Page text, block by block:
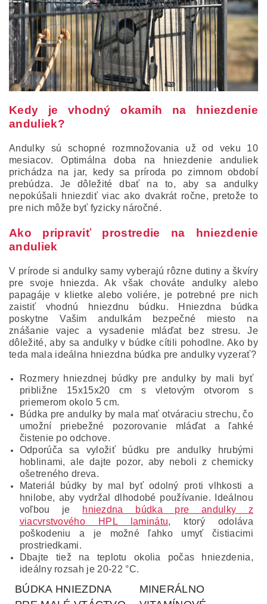
Kedy je vhodný okamih na hniezdenie
anduliek?
Andulky sú schopné rozmnožovania už od veku 10
mesiacov. Optimálna doba na hniezdenie anduliek
prichádza na jar, kedy sa príroda po zimnom období
prebúdza. Je dôležité dbať na to, aby sa andulky
nepokúšali hniezdiť viac ako dvakrát ročne, pretože to
pre nich môže byť fyzicky náročné.
Ako pripraviť prostredie na hniezdenie
anduliek
V prírode si andulky samy vyberajú rôzne dutiny a škvíry
pre svoje hniezda. Ak však chováte andulky alebo
papagáje v klietke alebo voliére, je potrebné pre nich
zaistiť vhodnú hniezdnu búdku. Hniezdna búdka
poskytne Vašim andulkám bezpečné miesto na
znášanie vajec a vysadenie mláďat bez stresu. Je
dôležité, aby sa andulky v búdke cítili pohodlne. Ako by
teda mala ideálna hniezdna búdka pre andulky vyzerať?
Rozmery hniezdnej búdky pre andulky by mali byť
približne 15x15x20 cm s vletovým otvorom s
priemerom okolo 5 cm.
Búdka pre andulky by mala mať otváraciu strechu, čo
umožní priebežné pozorovanie mláďat a ľahké
čistenie po odchove.
Odporúča sa vyložiť búdku pre andulky hrubými
hoblinami, ale dajte pozor, aby neboli z chemicky
ošetreného dreva.
Materiál búdky by mal byť odolný proti vlhkosti a
hnilobe, aby vydržal dlhodobé používanie. Ideálnou
voľbou je
hniezdna búdka pre andulky z
viacvrstvového HPL laminátu, ktorý odoláva
poškodeniu a je možné ľahko umyť čistiacimi
prostriedkami.
Dbajte tiež na teplotu okolia počas hniezdenia,
ideálny rozsah je 20-22 °C.